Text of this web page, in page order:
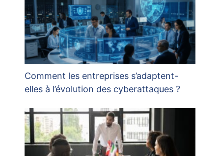
Comment les entreprises s’adaptent-
elles à l’évolution des cyberattaques ?